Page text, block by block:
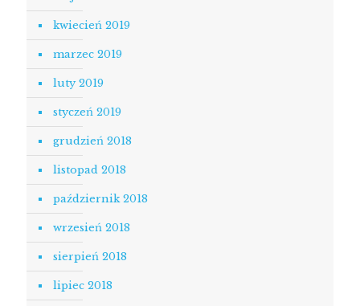
kwiecień 2019
marzec 2019
luty 2019
styczeń 2019
grudzień 2018
listopad 2018
październik 2018
wrzesień 2018
sierpień 2018
lipiec 2018